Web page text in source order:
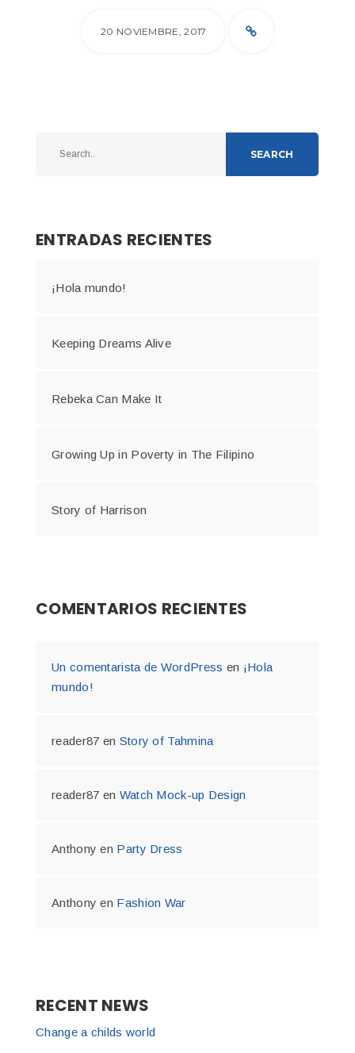
20 NOVIEMBRE, 2017
SEARCH
ENTRADAS RECIENTES
¡Hola mundo!
Keeping Dreams Alive
Rebeka Can Make It
Growing Up in Poverty in The Filipino
Story of Harrison
COMENTARIOS RECIENTES
Un comentarista de WordPress en ¡Hola
mundo!
reader87 en Story of Tahmina
reader87 en Watch Mock-up Design
Anthony en Party Dress
Anthony en Fashion War
RECENT NEWS
Change a childs world